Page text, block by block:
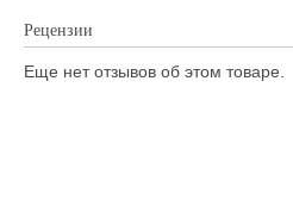
Рецензии
Еще нет отзывов об этом товаре.